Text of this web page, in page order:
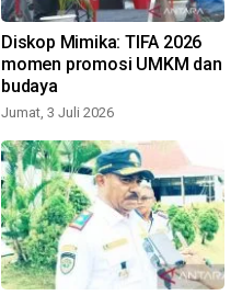
Diskop Mimika: TIFA 2026
momen promosi UMKM dan
budaya
Jumat, 3 Juli 2026